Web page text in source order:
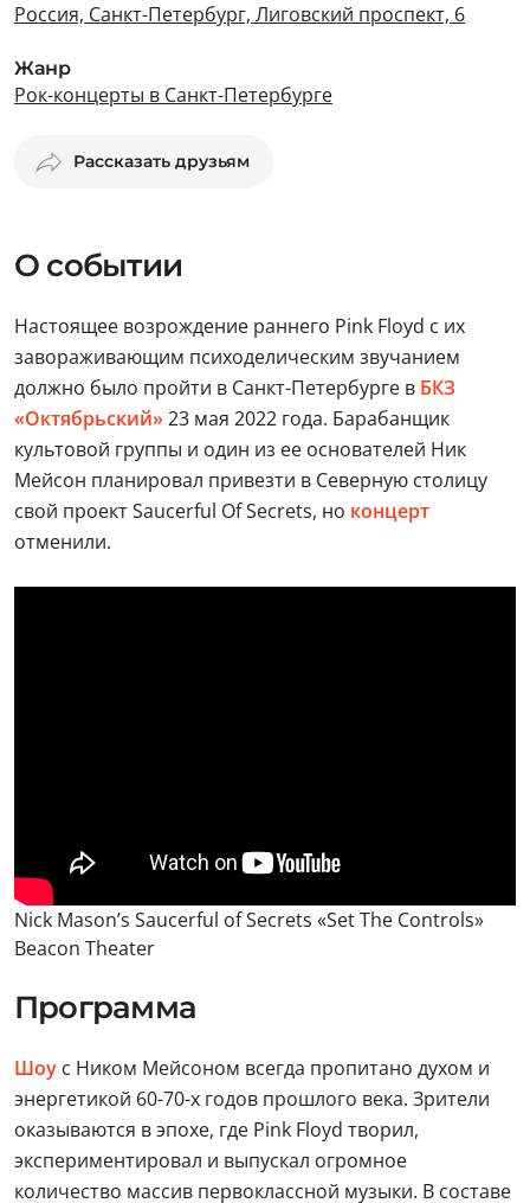
Россия, Санкт-Петербург, Лиговский проспект, 6
Жанр
Рок-концерты в Санкт-Петербурге
Рассказать друзьям
О событии
Настоящее возрождение раннего Pink Floyd с их
завораживающим психоделическим звучанием
должно было пройти в Санкт-Петербурге в БКЗ
«Октябрьский»23 мая 2022 года. Барабанщик
культовой группы и один из ее основателей Ник
Мейсон планировал привезти в Северную столицу
свой проект Saucerful Of Secrets, но концерт
отменили.
Nick Mason’s Saucerful of Secrets «Set The Controls»
Beacon Theater
Программа
Шоу с Ником Мейсоном всегда пропитано духом и
энергетикой 60-70-х годов прошлого века. Зрители
оказываются в эпохе, где Pink Floyd творил,
экспериментировал и выпускал огромное
количество массив первоклассной музыки. В составе